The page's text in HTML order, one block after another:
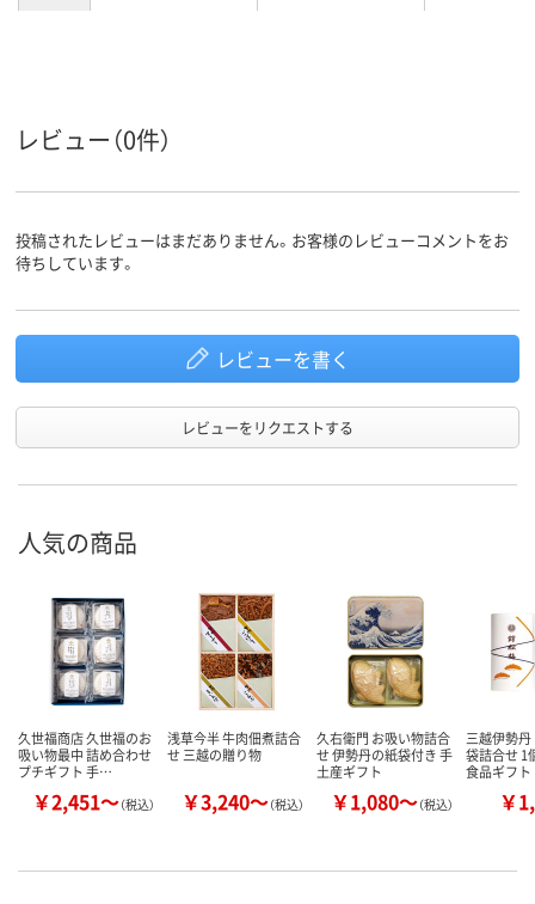
レビュー（0件）
投稿されたレビューはまだありません。お客様のレビューコメントをお
待ちしています。
レビューを書く
レビューをリクエストする
人気の商品
久世福商店 久世福のお
吸い物最中 詰め合わせ
プチギフト 手…
￥2,451～（税込）
浅草今半 牛肉佃煮詰合
せ 三越の贈り物
￥3,240～（税込）
久右衛門 お吸い物詰合
せ 伊勢丹の紙袋付き 手
土産ギフト
￥1,080～（税込）
三越伊勢
袋詰合せ
食品ギフ
￥